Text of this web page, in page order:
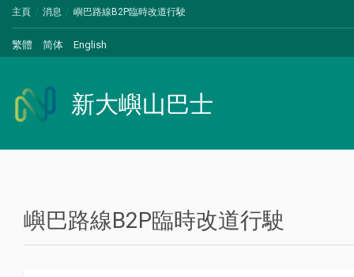
主頁 消息 嶼巴路線B2P臨時改道行駛
繁體 简体 English
新大嶼山巴士
嶼巴路線B2P臨時改道行駛